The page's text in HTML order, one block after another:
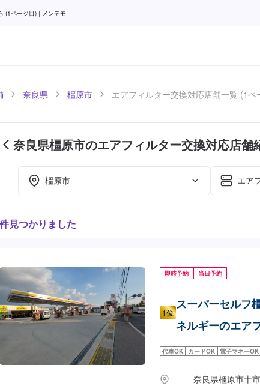
(1ページ目) | メンテモ
奈良県 橿原市 エアフィルター交換対応店舗一覧 (1ペ
奈良県橿原市のエアフィルター交換対応店舗
ジ目)
橿原市 エア
見つかりました
即時予約 当日予約
1位
スーパーセルフ
ネルギーのエア
代車OK カードOK 電子マネーOK
奈良県橿原市十